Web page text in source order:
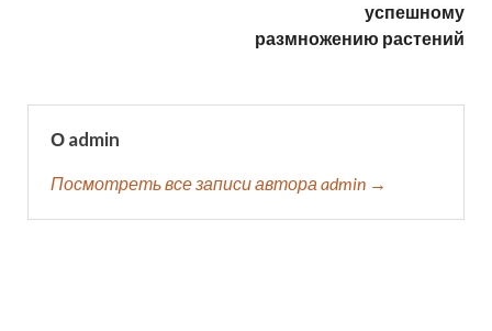
успешному
размножению растений
О admin
Посмотреть все записи автора admin →